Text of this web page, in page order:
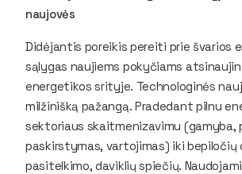
naujovės
Didėjantis poreikis pereiti prie švarios
sąlygas naujiems pokyčiams
energetikos srityje. Technologinės
milžinišką pažangą. Pradedant pilnu
sektoriaus skaitmenizavimu (gamyba,
paskirstymas, vartojimas) iki bepiločių
pasitelkimo, daviklių spiečių.